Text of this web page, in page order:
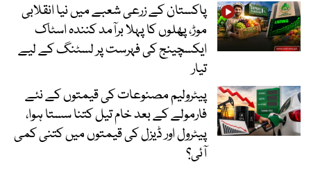
پاکستان کے زرعی شعبے میں نیا انقلابی
موڑ، پھلوں کا پہلا برآمد کنندہ اسٹاک
ایکسچینج کی فہرست پر لسٹنگ کے لیے
تیار
پیٹرولیم مصنوعات کی قیمتوں کے نئے
فارمولے کے بعد خام تیل کتنا سستا ہوا،
پیٹرول اور ڈیزل کی قیمتوں میں کتنی کمی
آئی؟